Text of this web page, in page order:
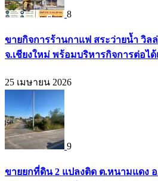
8
ขายกิจการร้านกาแฟ สระว่ายน้ำ วิล
จ.เชียงใหม่ พร้อมบริหารกิจการต่อได้
25 เมษายน 2026
9
ขายยกที่ดิน 2 แปลงติด ต.หนามแดง อ.